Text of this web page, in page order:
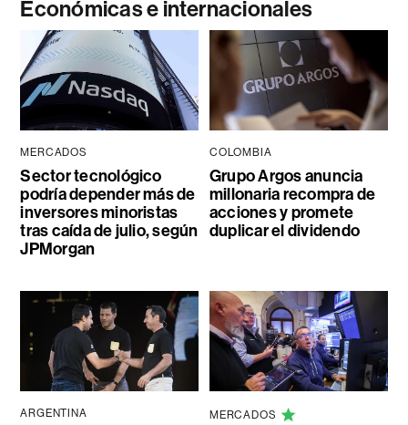
Económicas e internacionales
MERCADOS
Sector tecnológico
podría depender más de
inversores minoristas
tras caída de julio, según
JPMorgan
COLOMBIA
Grupo Argos anuncia
millonaria recompra de
acciones y promete
duplicar el dividendo
ARGENTINA MERCADOS